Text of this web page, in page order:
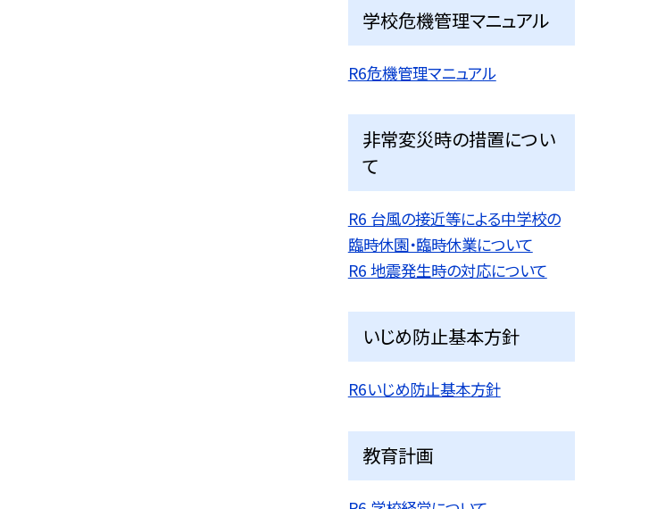
学校危機管理マニュアル
R6危機管理マニュアル
非常変災時の措置につい
て
R6 台風の接近等による中学校の
臨時休園・臨時休業について
R6 地震発生時の対応について
いじめ防止基本方針
R6いじめ防止基本方針
教育計画